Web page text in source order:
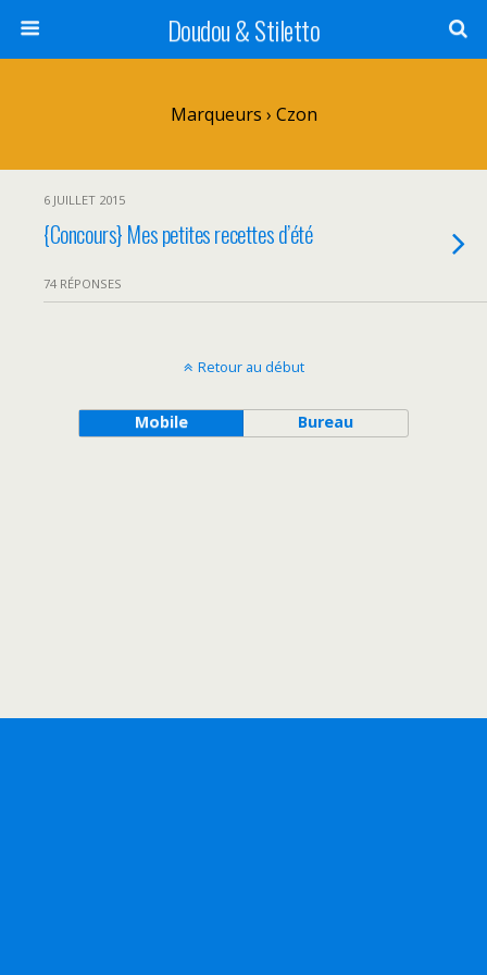
Doudou & Stiletto
Marqueurs › Czon
6 JUILLET 2015
{Concours} Mes petites recettes d’été
74 RÉPONSES
Retour au début
Mobile Bureau